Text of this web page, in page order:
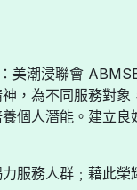
美潮浸聯會
，為不同服務對
個人潛能。建立
服務人群﹔藉此榮